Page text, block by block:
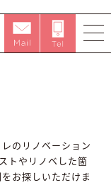
のリノベーション
トやリノベした箇
お探しいただけま